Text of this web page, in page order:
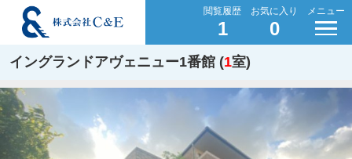
閲覧履歴
1
お気に入り
0
メニュー
イングランドアヴェニュー1番館 (1室)